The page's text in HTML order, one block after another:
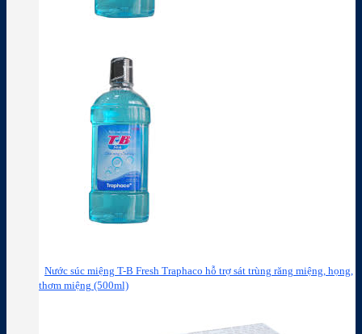
Nước súc miệng T-B Fresh Traphaco hỗ trợ sát trùng răng miệng, họng,
thơm miệng (500ml)